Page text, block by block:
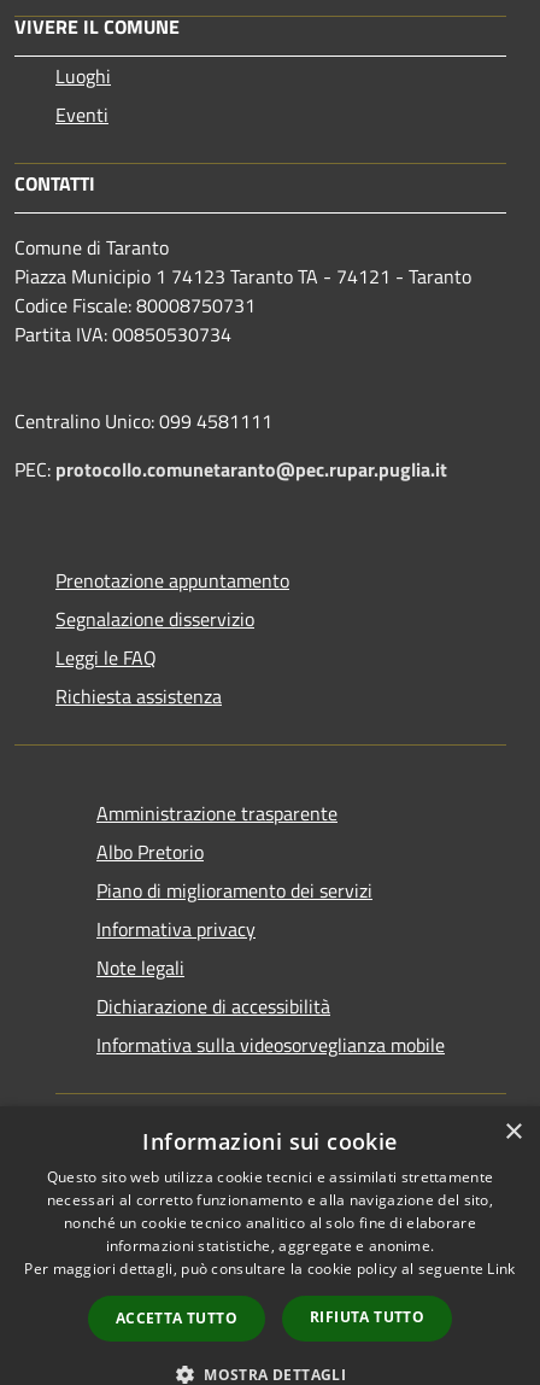
VIVERE IL COMUNE
Luoghi
Eventi
CONTATTI
Comune di Taranto
Piazza Municipio 1 74123 Taranto TA - 74121 - Taranto
Codice Fiscale: 80008750731
Partita IVA: 00850530734
Centralino Unico: 099 4581111
PEC: protocollo.comunetaranto@pec.rupar.puglia.it
Prenotazione appuntamento
Segnalazione disservizio
Leggi le FAQ
Richiesta assistenza
Amministrazione trasparente
Albo Pretorio
Piano di miglioramento dei servizi
Informativa privacy
Note legali
Dichiarazione di accessibilità
Informativa sulla videosorveglianza mobile
RSS
Accessibilità
Cookie
Mappa del sito
Area riservata del
Copyright © 2026 • Comune di
Taranto • Powered by
Municipium•Accesso
redazione
×
Informazioni sui cookie
Questo sito web utilizza cookie tecnici e assimilati strettamente
necessari al corretto funzionamento e alla navigazione del sito,
nonché un cookie tecnico analitico al solo fine di elaborare
informazioni statistiche, aggregate e anonime.
Per maggiori dettagli, può consultare la cookie policy al seguente Link
ACCETTA TUTTO RIFIUTA TUTTO
MOSTRA DETTAGLI